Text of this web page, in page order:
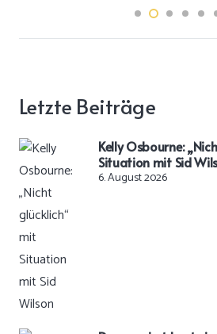
Letzte Beiträge
Kelly Osbourne:
Situation mit Sid
6. August 2026